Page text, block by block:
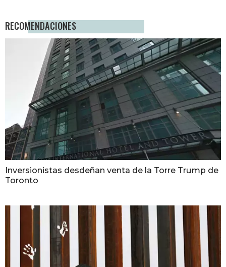
RECOMENDACIONES
Inversionistas desdeñan venta de la Torre Trump de
Toronto